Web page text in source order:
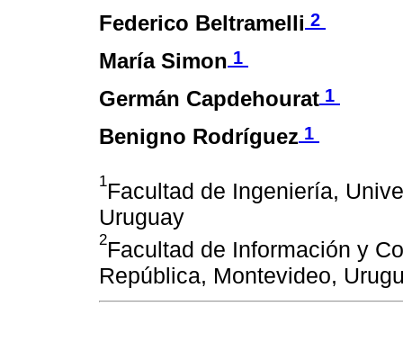
Federico Beltramelli 2
María Simon 1
Germán Capdehourat 1
Benigno Rodríguez 1
1Facultad de Ingeniería,
Uruguay
2Facultad de Información y
República, Montevideo,